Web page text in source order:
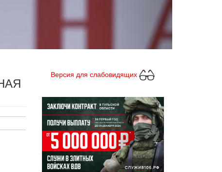
Версия для слабовидящих